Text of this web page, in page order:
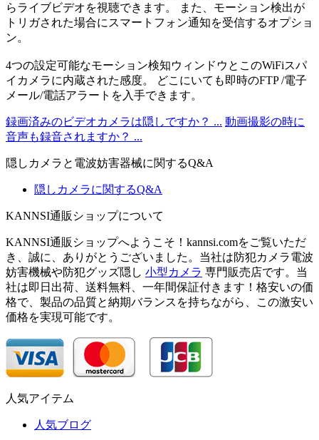
らライブビデオを視聴できます。 また、モーション検出が
トリガされた場合にスマートフォン通知を受信するオプショ
ン。
4つの設定可能なモーション検知ウィンドウとこのWiFiスパ
イカメラに内蔵された感度。 どこにいても即時のFTP /電子
メール/電話アラートを入手できます。
録画済みのビデオカメラは隠しですか？ ... 動画撮影の時に
音声も録音されますか？ ...
隠しカメラと電波妨害器械に関するQ&A
隠しカメラに関するQ&A
KANNSI通販ショップについて
KANNSI通販ショップへようこそ！kannsi.comをご覧いただ
き、誠に、ありがとうございました。当社は防犯カメラ電波
妨害機械や防犯グッズ隠し 小型カメラ 専門販売店です。当
社は即日出荷、送料無料、一年間保証付きます！格安いの価
格で、製品の品質と納期バランスを持ちながら、この激安い
価格を実現可能です。
人気アイテム
人気ブログ